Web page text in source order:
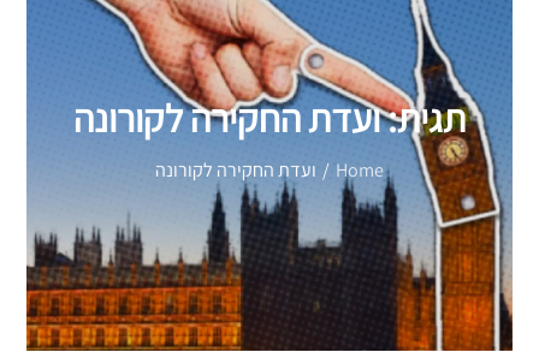
תגית:ועדת החקירה לקורונה
Home ועדת החקירה לקורונה